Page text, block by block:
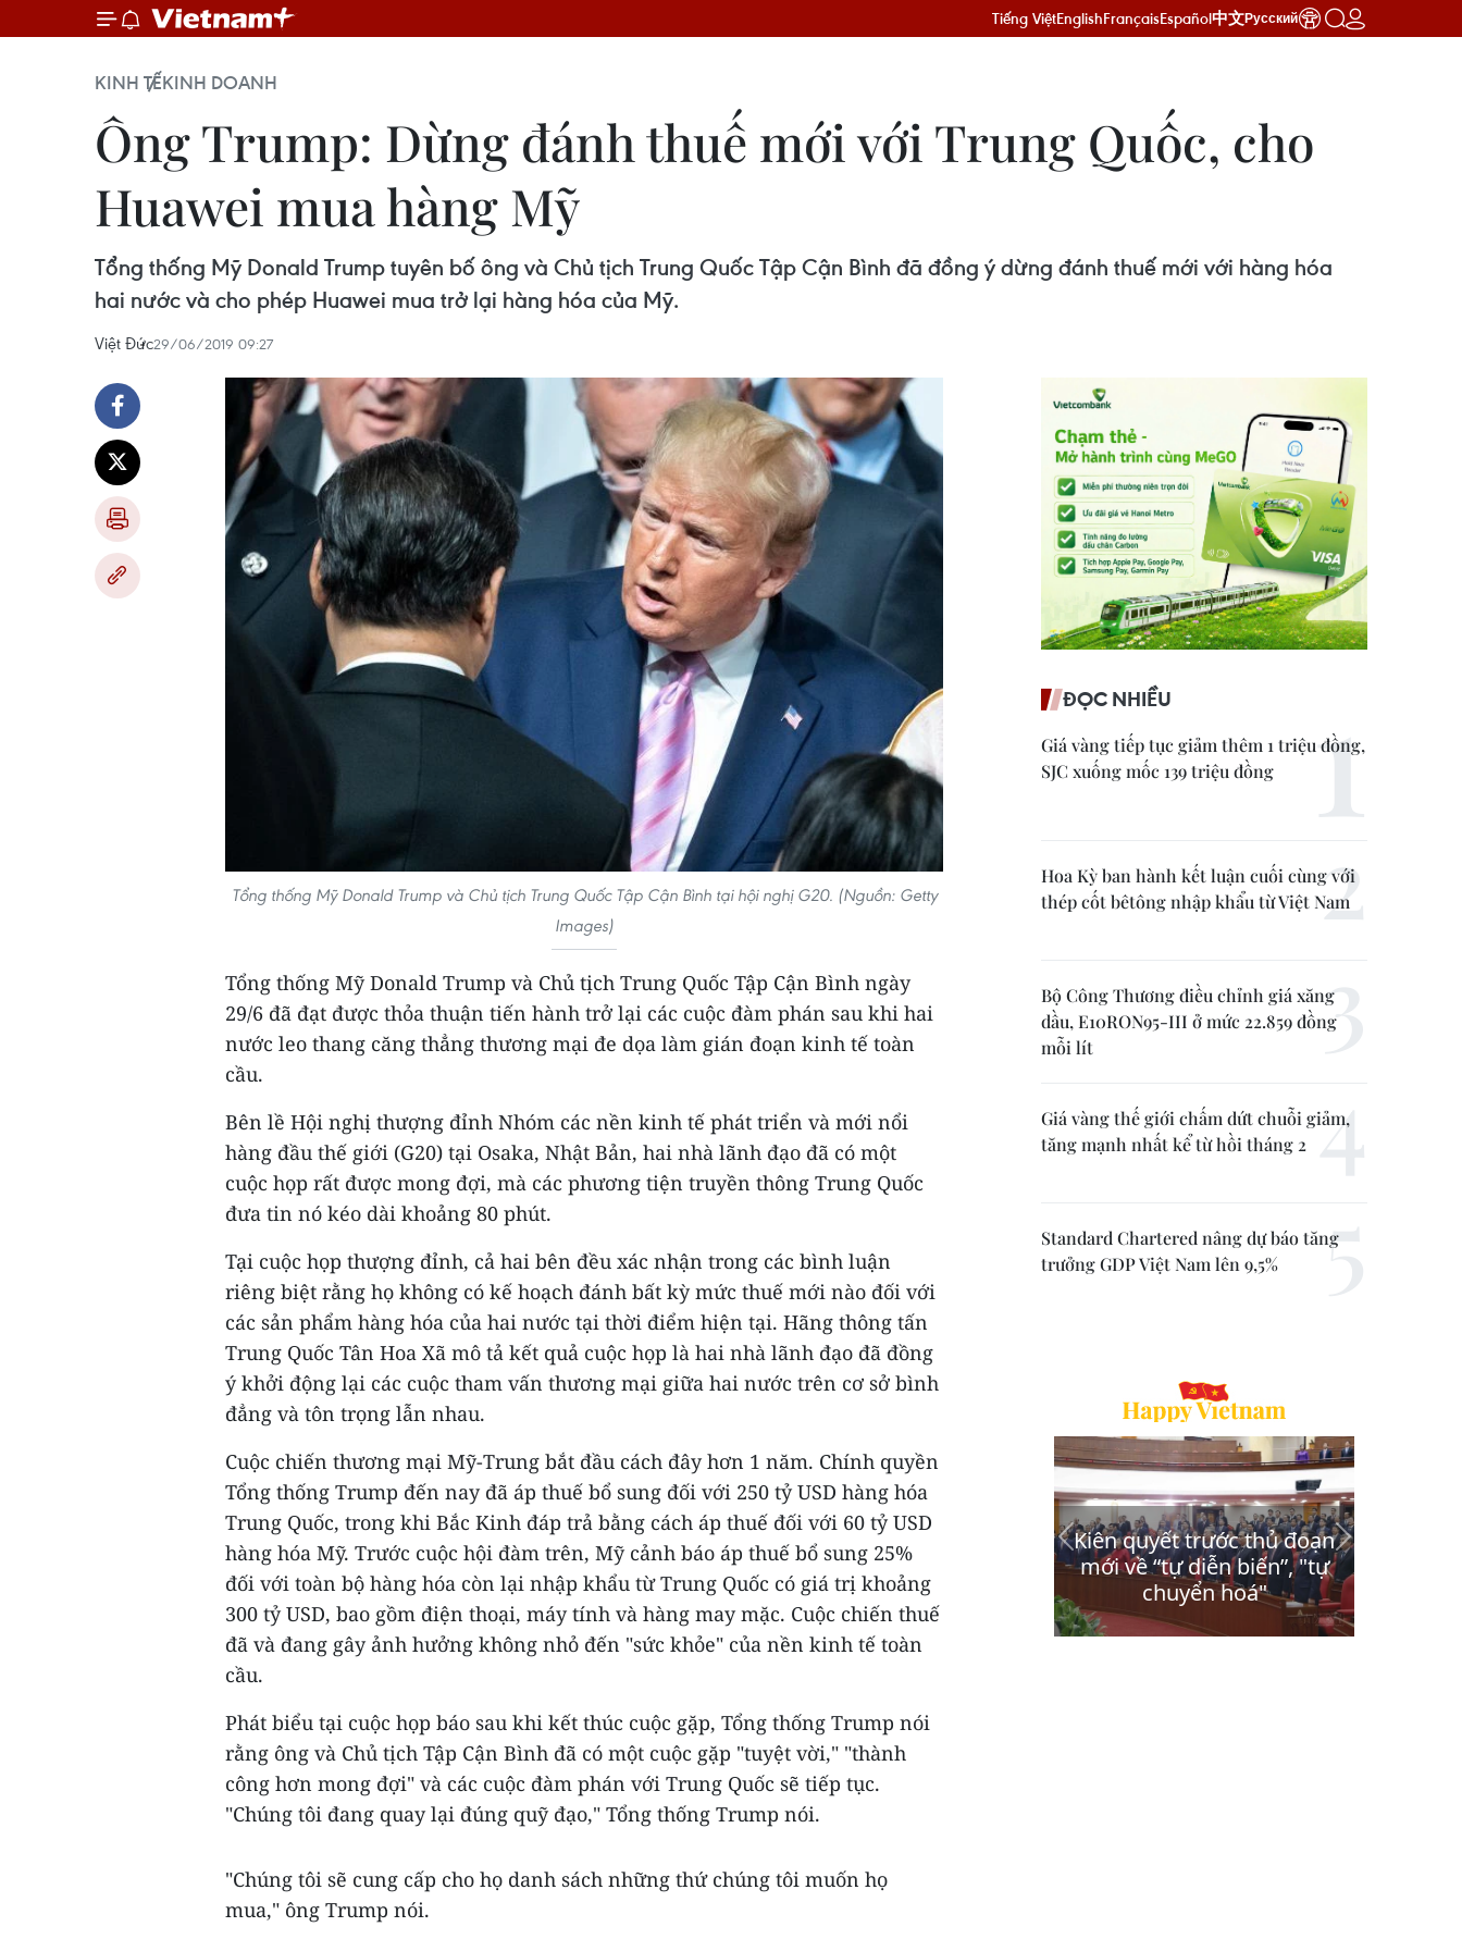
Tiếng ViệtEnglishFrançaisEspañol中文Русский
KINH TẾKINH DOANH
Ông Trump: Dừng đánh thuế mới với Trung Quốc, cho
Huawei mua hàng Mỹ
Tổng thống Mỹ Donald Trump tuyên bố ông và Chủ tịch Trung Quốc Tập Cận Bình đã đồng ý dừng đánh thuế mới với hàng hóa
hai nước và cho phép Huawei mua trở lại hàng hóa của Mỹ.
Việt Đức29/06/2019 09:27
Tổng thống Mỹ Donald Trump và Chủ tịch Trung Quốc Tập Cận Bình tại hội nghị G20. (Nguồn: Getty
Images)
Tổng thống Mỹ Donald Trump và Chủ tịch Trung Quốc Tập Cận Bình ngày
29/6 đã đạt được thỏa thuận tiến hành trở lại các cuộc đàm phán sau khi hai
nước leo thang căng thẳng thương mại đe dọa làm gián đoạn kinh tế toàn
cầu.
Bên lề Hội nghị thượng đỉnh Nhóm các nền kinh tế phát triển và mới nổi
hàng đầu thế giới (G20) tại Osaka, Nhật Bản, hai nhà lãnh đạo đã có một
cuộc họp rất được mong đợi, mà các phương tiện truyền thông Trung Quốc
đưa tin nó kéo dài khoảng 80 phút.
Tại cuộc họp thượng đỉnh, cả hai bên đều xác nhận trong các bình luận
riêng biệt rằng họ không có kế hoạch đánh bất kỳ mức thuế mới nào đối với
các sản phẩm hàng hóa của hai nước tại thời điểm hiện tại. Hãng thông tấn
Trung Quốc Tân Hoa Xã mô tả kết quả cuộc họp là hai nhà lãnh đạo đã đồng
ý khởi động lại các cuộc tham vấn thương mại giữa hai nước trên cơ sở bình
đẳng và tôn trọng lẫn nhau.
Cuộc chiến thương mại Mỹ-Trung bắt đầu cách đây hơn 1 năm. Chính quyền
Tổng thống Trump đến nay đã áp thuế bổ sung đối với 250 tỷ USD hàng hóa
Trung Quốc, trong khi Bắc Kinh đáp trả bằng cách áp thuế đối với 60 tỷ USD
hàng hóa Mỹ. Trước cuộc hội đàm trên, Mỹ cảnh báo áp thuế bổ sung 25%
đối với toàn bộ hàng hóa còn lại nhập khẩu từ Trung Quốc có giá trị khoảng
300 tỷ USD, bao gồm điện thoại, máy tính và hàng may mặc. Cuộc chiến thuế
đã và đang gây ảnh hưởng không nhỏ đến "sức khỏe" của nền kinh tế toàn
cầu.
Phát biểu tại cuộc họp báo sau khi kết thúc cuộc gặp, Tổng thống Trump nói
rằng ông và Chủ tịch Tập Cận Bình đã có một cuộc gặp "tuyệt vời," "thành
công hơn mong đợi" và các cuộc đàm phán với Trung Quốc sẽ tiếp tục.
"Chúng tôi đang quay lại đúng quỹ đạo," Tổng thống Trump nói.
"Chúng tôi sẽ cung cấp cho họ danh sách những thứ chúng tôi muốn họ
mua," ông Trump nói.
ĐỌC NHIỀU
Giá vàng tiếp tục giảm thêm 1 triệu đồng,
SJC xuống mốc 139 triệu đồng
Hoa Kỳ ban hành kết luận cuối cùng với
thép cốt bêtông nhập khẩu từ Việt Nam
Bộ Công Thương điều chỉnh giá xăng
dầu, E10RON95-III ở mức 22.859 đồng
mỗi lít
Giá vàng thế giới chấm dứt chuỗi giảm,
tăng mạnh nhất kể từ hồi tháng 2
Standard Chartered nâng dự báo tăng
trưởng GDP Việt Nam lên 9,5%